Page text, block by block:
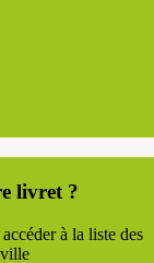
livret ?
à la liste des